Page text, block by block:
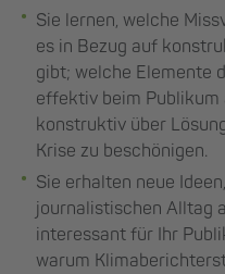
Sie lernen, welche
es in Bezug auf
gibt; welche Elemente
effektiv beim Publikum
konstruktiv über
Krise zu beschönigen.
Sie erhalten neue
journalistischen Alltag
interessant für Ihr
warum